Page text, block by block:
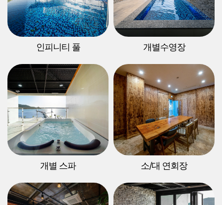
인피니티 풀 개별수영장
개별 스파 소/대 연회장